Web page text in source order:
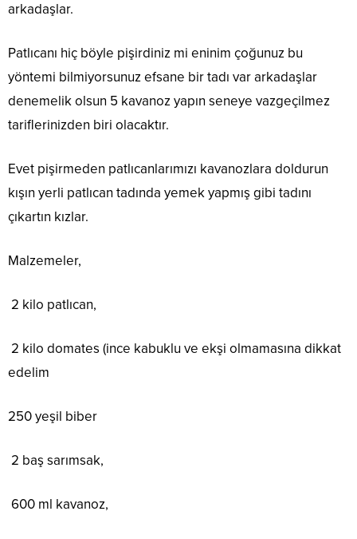
arkadaşlar.
Patlıcanı hiç böyle pişirdiniz mi eninim çoğunuz bu
yöntemi bilmiyorsunuz efsane bir tadı var arkadaşlar
denemelik olsun 5 kavanoz yapın seneye vazgeçilmez
tariflerinizden biri olacaktır.
Evet pişirmeden patlıcanlarımızı kavanozlara doldurun
kışın yerli patlıcan tadında yemek yapmış gibi tadını
çıkartın kızlar.
Malzemeler,
2 kilo patlıcan,
2 kilo domates (ince kabuklu ve ekşi olmamasına dikkat
edelim
250 yeşil biber
2 baş sarımsak,
600 ml kavanoz,